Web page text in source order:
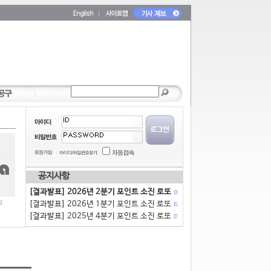
2
공지사항
[결과발표] 2026년 2분기 포인트 소진 로또 13
[결과발표] 2026년 1분기 포인트 소진 로또 15
[결과발표] 2025년 4분기 포인트 소진 로또 17